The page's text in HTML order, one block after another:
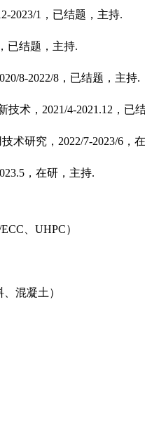
2023/1 ，已结题，主持.
已结题，主持.
8-2022/8，已结题，主持.
技术， 2021/4-2021.12 ，已
术研究， 2022/7-2023/6，
，在研，主持.
UHPC）
混凝土）